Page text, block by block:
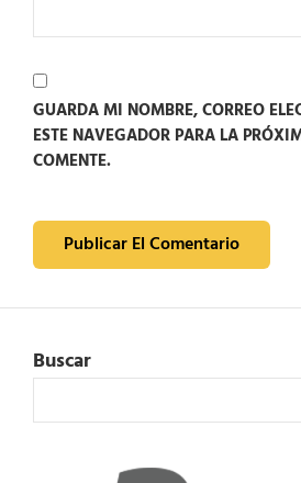
GUARDA MI NOMBRE, CORREO
ESTE NAVEGADOR PARA LA
COMENTE.
Buscar